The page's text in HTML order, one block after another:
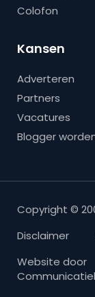
Colofon
Kansen
Adverteren
Partners
Vacatures
Blogger
Copyright ©
Disclaimer
Website door